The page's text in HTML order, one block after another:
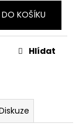
DO KOŠÍKU
Hlídat